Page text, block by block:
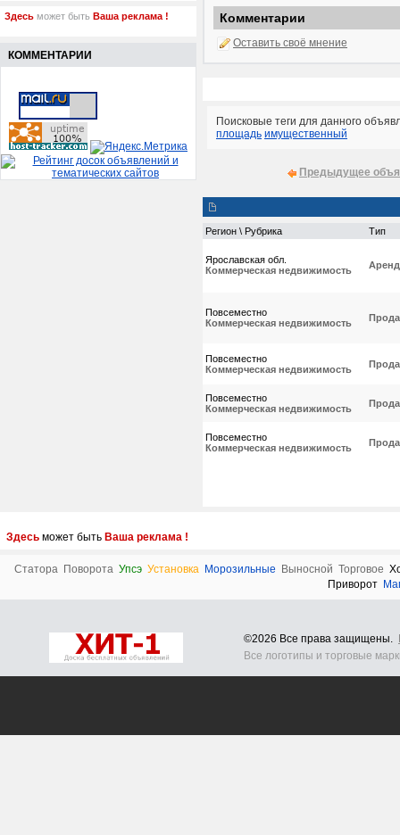
Комментарии
Оставить своё мнение
Поисковые теги для данного
площадь имущественный
Предыдущее
Регион \ Рубрика Тип
Ярославская обл.
Коммерческая недвижимость
Повсеместно
Коммерческая недвижимость
Повсеместно
Коммерческая недвижимость
Повсеместно
Коммерческая недвижимость
Повсеместно
Коммерческая недвижимость
Здесь может быть Ваша реклама !
КОММЕНТАРИИ
Здесь может быть Ваша реклама !
Статора Поворота Упсэ Установка Морозильные Выносной Торговое
Приворот
©2026 Все права защищены.
Все логотипы и торговые